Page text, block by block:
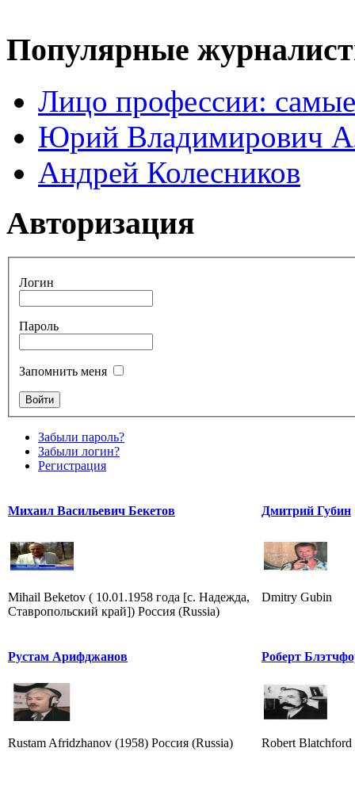
Популярные
Лицо профессии:
Юрий Владимирович
Андрей Колесников
Авторизация
Логин
Пароль
Запомнить меня
Забыли пароль?
Забыли логин?
Регистрация
Михаил Васильевич Бекетов
Mihail Beketov ( 10.01.1958 года [с. Надежда,
Ставропольский край]) Россия (Russia)
Дмитрий Губин
Dmitry Gubin
Рустам Арифджанов
Rustam Afridzhanov (1958) Россия (Russia)
Роберт
Robert Blatchford